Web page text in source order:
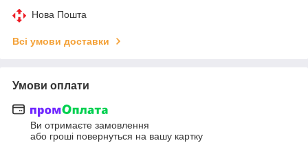
Нова Пошта
Всі умови доставки
Умови оплати
Ви отримаєте замовлення
або гроші повернуться на вашу картку